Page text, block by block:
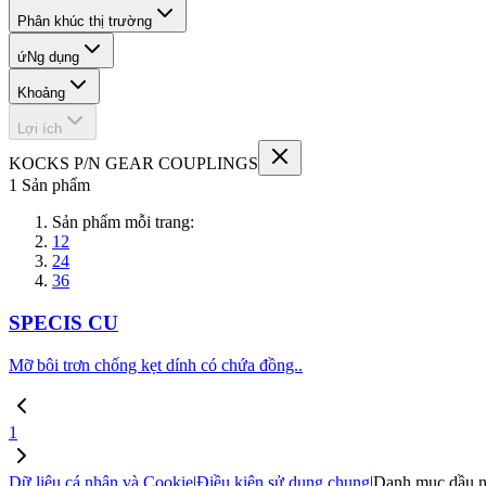
Phân khúc thị trường
ứNg dụng
Khoảng
Lợi ích
KOCKS P/N GEAR COUPLINGS
1 Sản phẩm
Sản phẩm mỗi trang:
12
24
36
SPECIS CU
Mỡ bôi trơn chống kẹt dính có chứa đồng..
1
Dữ liệu cá nhân và Cookie|Điều kiện sử dụng chung|Danh mục dầu